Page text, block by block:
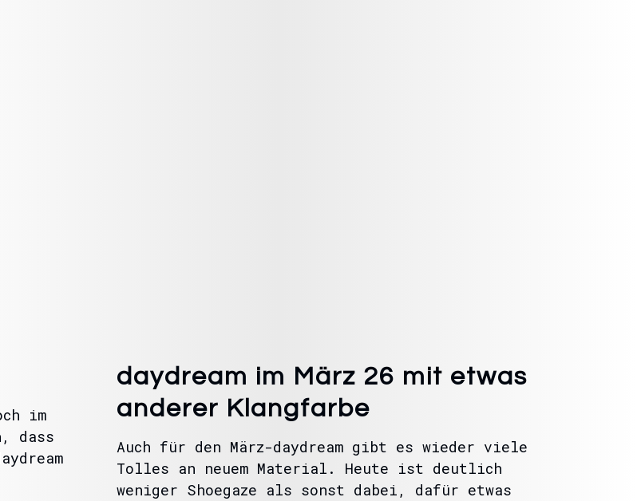
im
dass
daydream im März 26 mit etwas
anderer Klangfarbe
Auch für den März-daydream gibt es wieder viele
Tolles an neuem Material. Heute ist deutlich
weniger Shoegaze als sonst dabei, dafür etwas